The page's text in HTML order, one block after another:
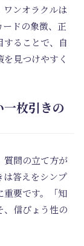
ワンオラクルは
ドの象徴、正
ることで、自
見つけやすく
枚引きの
質問の立て方が
は答えをシンプ
重要です。「知
、信ぴょう性の